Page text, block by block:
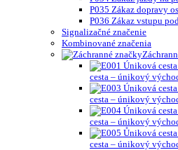
P035 Zákaz dopravy
P036 Zákaz vstupu
Signalizačné značenie
Kombinované značenia
cesta – únikový
cesta – únikový
cesta – únikový
cesta – únikový